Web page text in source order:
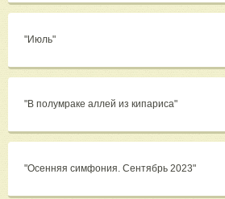
"Июль"
"В полумраке аллей из кипариса"
"Осенняя симфония. Сентябрь 2023"